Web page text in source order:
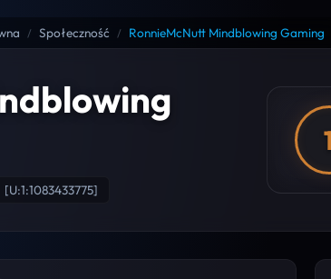
/ Społeczność / RonnieMcNutt Mindblowing Gaming
[U:1:1083433775]